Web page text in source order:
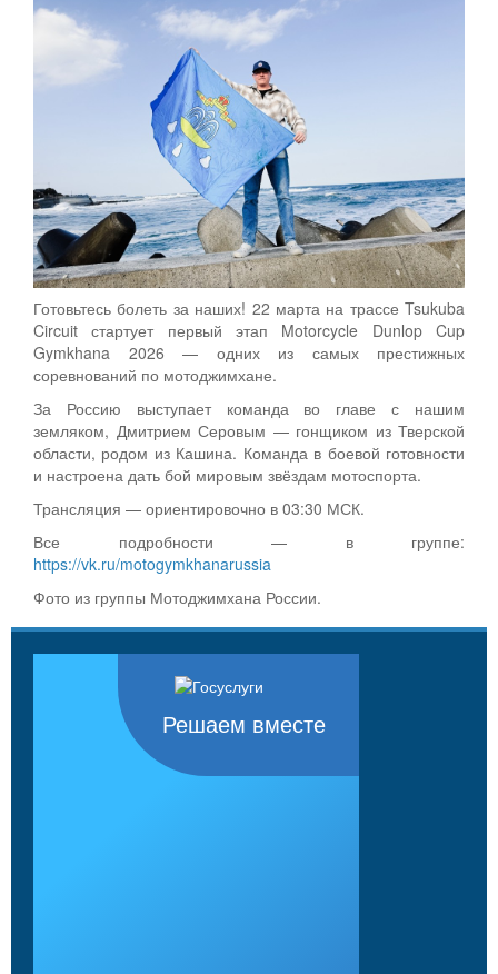
Готовьтесь болеть за наших! 22 марта на трассе Tsukuba
Circuit стартует первый этап Motorcycle Dunlop Cup
Gymkhana 2026 — одних из самых престижных
соревнований по мотоджимхане.
За Россию выступает команда во главе с нашим
земляком, Дмитрием Серовым — гонщиком из Тверской
области, родом из Кашина. Команда в боевой готовности
и настроена дать бой мировым звёздам мотоспорта.
Трансляция — ориентировочно в 03:30 МСК.
Все подробности — в группе:
https://vk.ru/motogymkhanarussia
Фото из группы Мотоджимхана России.
Решаем вместе